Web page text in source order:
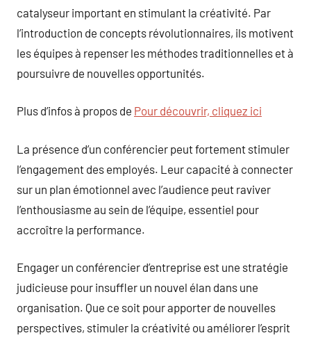
catalyseur important en stimulant la créativité. Par
l’introduction de concepts révolutionnaires, ils motivent
les équipes à repenser les méthodes traditionnelles et à
poursuivre de nouvelles opportunités.
Plus d’infos à propos de Pour découvrir, cliquez ici
La présence d’un conférencier peut fortement stimuler
l’engagement des employés. Leur capacité à connecter
sur un plan émotionnel avec l’audience peut raviver
l’enthousiasme au sein de l’équipe, essentiel pour
accroître la performance.
Engager un conférencier d’entreprise est une stratégie
judicieuse pour insuffler un nouvel élan dans une
organisation. Que ce soit pour apporter de nouvelles
perspectives, stimuler la créativité ou améliorer l’esprit